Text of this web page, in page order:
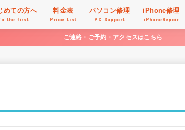
めての方へ
the first
料金表
Price List
パソコン修理
PC Support
iPhone修理
iPhoneRepair
ご連絡・ご予約・アクセスはこちら